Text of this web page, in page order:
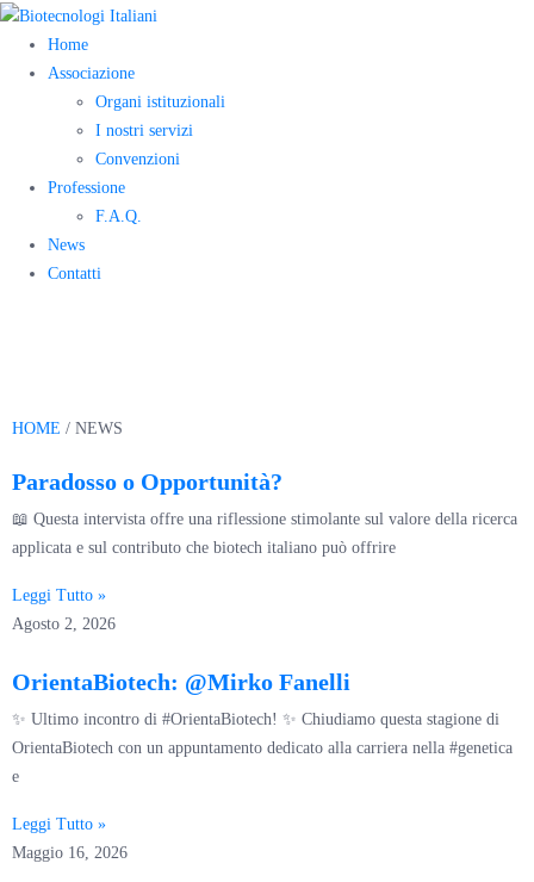
Home
Associazione
Organi istituzionali
I nostri servizi
Convenzioni
Professione
F.A.Q.
News
Contatti
HOME / NEWS
Paradosso o Opportunità?
📖 Questa intervista offre una riflessione stimolante sul valore della ricerca
applicata e sul contributo che biotech italiano può offrire
Leggi Tutto »
Agosto 2, 2026
OrientaBiotech: @Mirko Fanelli
✨ Ultimo incontro di #OrientaBiotech! ✨ Chiudiamo questa stagione di
OrientaBiotech con un appuntamento dedicato alla carriera nella #genetica
e
Leggi Tutto »
Maggio 16, 2026